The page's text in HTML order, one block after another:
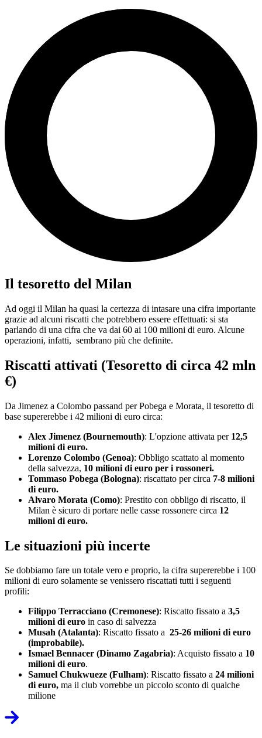
Il tesoretto del Milan
Ad oggi il Milan ha quasi la certezza di intasare una cifra importante
grazie ad alcuni riscatti che potrebbero essere effettuati: si sta
parlando di una cifra che va dai 60 ai 100 milioni di euro. Alcune
operazioni, infatti, sembrano più che definite.
Riscatti attivati (Tesoretto di circa 42 mln
€)
Da Jimenez a Colombo passand per Pobega e Morata, il tesoretto di
base supererebbe i 42 milioni di euro circa:
Alex Jimenez (Bournemouth): L'opzione attivata per 12,5
milioni di euro.
Lorenzo Colombo (Genoa): Obbligo scattato al momento
della salvezza, 10 milioni di euro per i rossoneri.
Tommaso Pobega (Bologna): riscattato per circa 7-8 milioni
di euro.
Alvaro Morata (Como): Prestito con obbligo di riscatto, il
Milan è sicuro di portare nelle casse rossonere circa 12
milioni di euro.
Le situazioni più incerte
Se dobbiamo fare un totale vero e proprio, la cifra supererebbe i 100
milioni di euro solamente se venissero riscattati tutti i seguenti
profili:
Filippo Terracciano (Cremonese): Riscatto fissato a 3,5
milioni di euro in caso di salvezza
Musah (Atalanta): Riscatto fissato a 25-26 milioni di euro
(improbabile).
Ismael Bennacer (Dinamo Zagabria): Acquisto fissato a 10
milioni di euro.
Samuel Chukwueze (Fulham): Riscatto fissato a 24 milioni
di euro, ma il club vorrebbe un piccolo sconto di qualche
milione